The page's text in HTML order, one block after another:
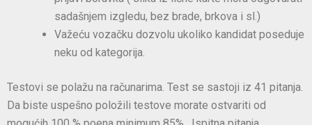
sadašnjem izgledu, bez brade, brkova i sl.)
Važeću vozačku dozvolu ukoliko kandidat poseduje
neku od kategorija.
Testovi se polažu na računarima. Test se sastoji iz 41 pitanja.
Da biste uspešno položili testove morate ostvariti od